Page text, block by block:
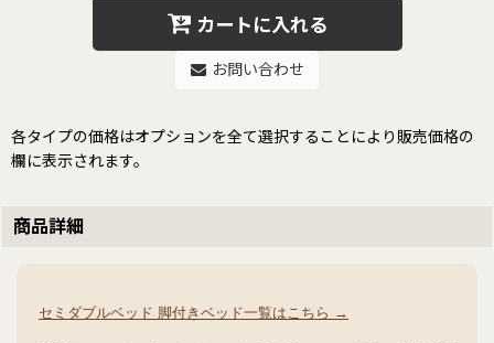
カートに入れる
お問い合わせ
各タイプの価格はオプションを全て選択することにより販売価格の
欄に表示されます。
商品詳細
セミダブルベッド 脚付きベッド一覧はこちら →